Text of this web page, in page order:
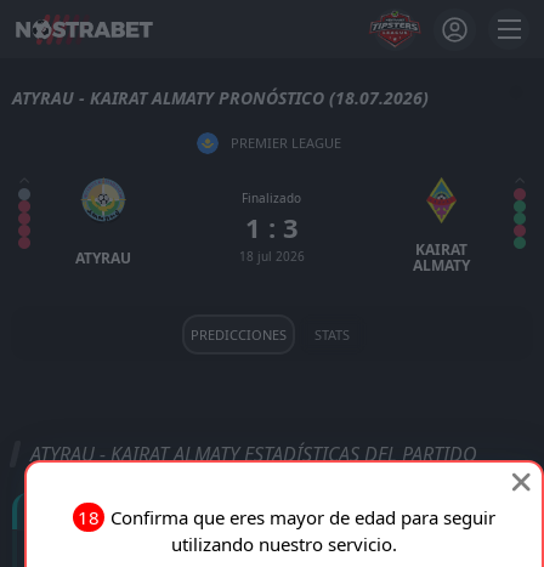
ATYRAU - KAIRAT ALMATY PRONÓSTICO (18.07.2026)
PREMIER LEAGUE
ATYRAU
Finalizado
1 : 3
18 jul 2026 KAIRAT
ALMATY
PREDICCIONES STATS
ATYRAU - KAIRAT ALMATY ESTADÍSTICAS DEL PARTIDO
Goles
18 Confirma que eres mayor de edad para seguir
utilizando nuestro servicio.